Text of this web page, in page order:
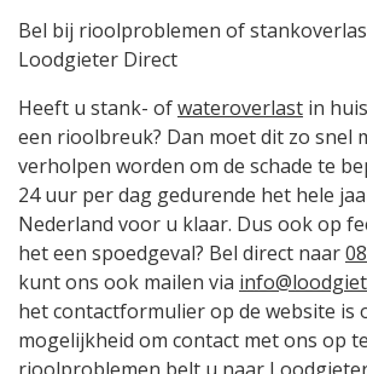
Bel bij rioolproblemen of
Loodgieter Direct
Heeft u stank- ofwateroverlast in
een rioolbreuk? Dan moet dit zo snel
verholpen worden om de schade te
24 uur per dag gedurende het hele
Nederland voor u klaar. Dus ook op
het een spoedgeval? Bel direct naar
kunt ons ook mailen via
het contactformulier op de website is
mogelijkheid om contact met ons op